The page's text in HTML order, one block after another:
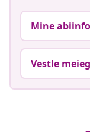
Mine
Vestle